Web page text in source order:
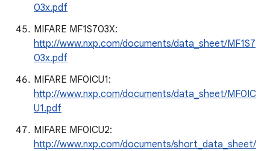
03x.pdf
MIFARE MF1S703X:
http://www.nxp.com/documents/data_sheet/MF1S7
03x.pdf
MIFARE MF0ICU1:
http://www.nxp.com/documents/data_sheet/MF0IC
U1.pdf
MIFARE MF0ICU2:
http://www.nxp.com/documents/short_data_sheet/